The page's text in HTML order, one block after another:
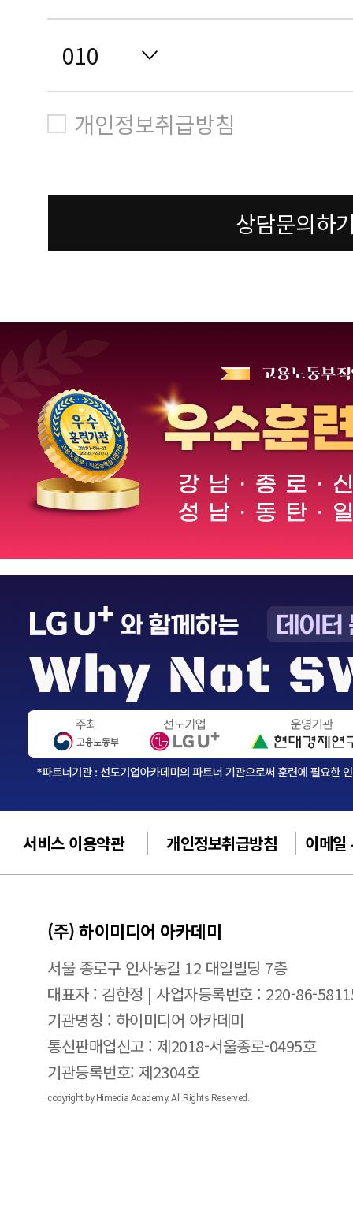
개인정보취급방침
상담문의하
서비스 이용약관 개인정보취급방침 이메일
(주) 하이미디어 아카데미
서울 종로구 인사동길 12 대일빌딩 7층
대표자 : 김한정 | 사업자등록번호 : 220-86-
기관명칭 : 하이미디어 아카데미
통신판매업신고 : 제2018-서울종로-0495호
기관등록번호: 제2304호
copyright by Himedia Academy. All Rights Reserved.